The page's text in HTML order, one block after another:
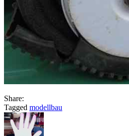
Share:
Tagged modellbau